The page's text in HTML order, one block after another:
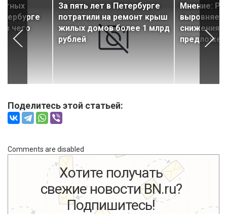
чего
За пять лет в Петербурге
потратили на ремонт крыш
жилых домов более 1 млрд
рублей
Мнение:
снижения
Поделитесь этой статьей:
Comments are disabled
Хотите получать
свежие новости BN.ru?
Подпишитесь!